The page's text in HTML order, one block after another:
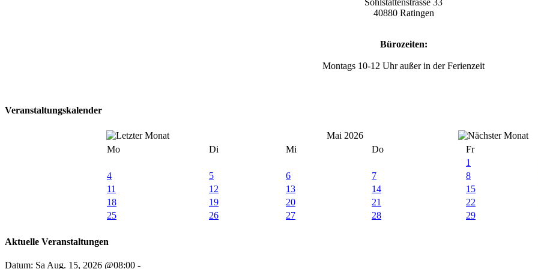
Sohlstättenstrasse 33
40880 Ratingen
Bürozeiten:
Montags 10-12 Uhr außer in der Ferienzeit
Veranstaltungskalender
Mai 2026
Mo
Di Mi Do Fr
1
4
5 6 7 8
11
12 13 14 15
18
19 20 21 22
25
26 27 28 29
Aktuelle Veranstaltungen
Datum: Sa Aug. 15, 2026 @08:00 -